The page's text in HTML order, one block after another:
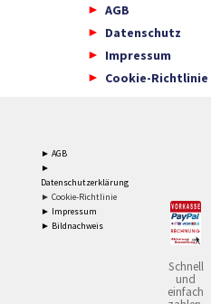
AGB
Datenschutz
Impressum
Cookie-Richtlinie
► AGB
►
Datenschutzerklärung
► Cookie-Richtlinie
► Impressum
► Bildnachweis
Schnell
und
einfach